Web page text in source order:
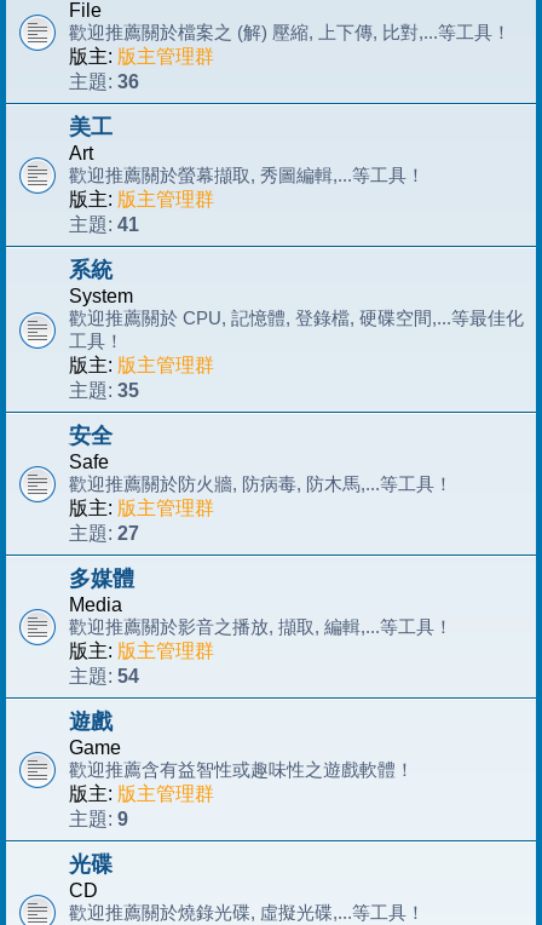
File
歡迎推薦關於檔案之 (解) 壓縮, 上下傳, 比對,...等工具！
版主: 版主管理群
主題: 36
美工
Art
歡迎推薦關於螢幕擷取, 秀圖編輯,...等工具！
版主: 版主管理群
主題: 41
系統
System
歡迎推薦關於 CPU, 記憶體, 登錄檔, 硬碟空間,...等最佳化
工具！
版主: 版主管理群
主題: 35
安全
Safe
歡迎推薦關於防火牆, 防病毒, 防木馬,...等工具！
版主: 版主管理群
主題: 27
多媒體
Media
歡迎推薦關於影音之播放, 擷取, 編輯,...等工具！
版主: 版主管理群
主題: 54
遊戲
Game
歡迎推薦含有益智性或趣味性之遊戲軟體！
版主: 版主管理群
主題: 9
光碟
CD
歡迎推薦關於燒錄光碟, 虛擬光碟,...等工具！